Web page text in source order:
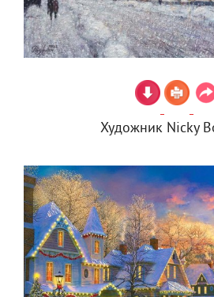
Художник Nicky